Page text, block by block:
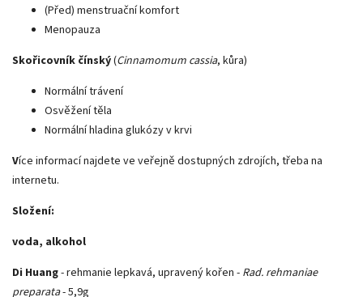
(Před) menstruační komfort
Menopauza
Skořicovník čínský(Cinnamomum cassia, kůra)
Normální trávení
Osvěžení těla
Normální hladina glukózy v krvi
Více informací najdete ve veřejně dostupných zdrojích, třeba na
internetu.
Složení:
voda, alkohol
Di Huang- rehmanie lepkavá, upravený kořen - Rad. rehmaniae
preparata- 5,9g